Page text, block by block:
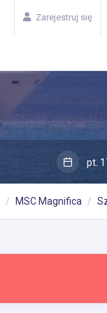
Zarejestruj się
pt.
MSC Magnifica